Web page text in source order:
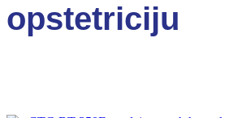
opstetriciju